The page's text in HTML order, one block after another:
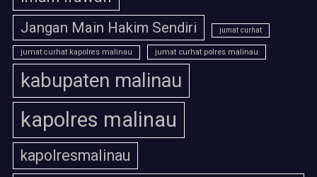
Jangan Main Hakim Sendiri jumat curhat
jumat curhat kapolres malinau jumat curhat polres malinau
kabupaten malinau
kapolres malinau
kapolresmalinau